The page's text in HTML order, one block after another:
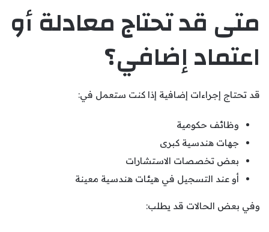
متى قد تحتاج معادلة أو
اعتماد إضافي؟
قد تحتاج إجراءات إضافية إذا كنت ستعمل في:
وظائف حكومية
جهات هندسية كبرى
بعض تخصصات الاستشارات
أو عند التسجيل في هيئات هندسية معينة
وفي بعض الحالات قد يطلب: